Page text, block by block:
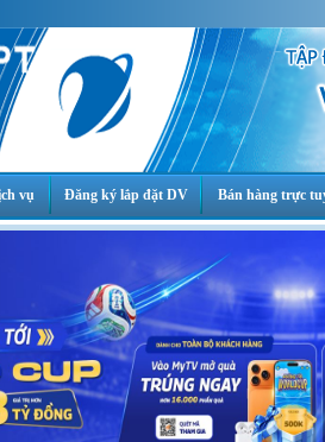
vụ Đăng ký lắp đặt DV Bán hàng trực